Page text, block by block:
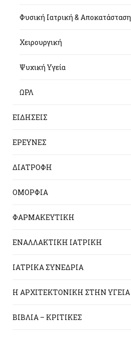
Φυσική Ιατρική & Αποκατάσταση
Χειρουργική
Ψυχική Υγεία
ΩΡΛ
ΕΙΔΗΣΕΙΣ
ΕΡΕΥΝΕΣ
ΔΙΑΤΡΟΦΗ
ΟΜΟΡΦΙΑ
ΦΑΡΜΑΚΕΥΤΙΚΗ
ΕΝΑΛΛΑΚΤΙΚΗ ΙΑΤΡΙΚΗ
ΙΑΤΡΙΚΑ ΣΥΝΕΔΡΙΑ
Η ΑΡΧΙΤΕΚΤΟΝΙΚΗ ΣΤΗΝ ΥΓΕΙΑ
ΒΙΒΛΙΑ – ΚΡΙΤΙΚΕΣ